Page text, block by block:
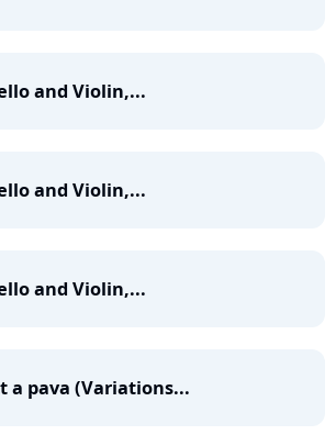
and Violin,...
and Violin,...
and Violin,...
a pava (Variations...